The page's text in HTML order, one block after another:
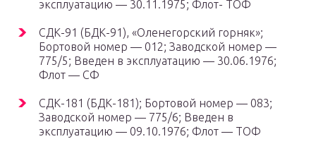
эксплуатацию — 30.11.1975; Флот- ТОФ
СДК-91 (БДК-91), «Оленегорский горняк»;
Бортовой номер — 012; Заводской номер —
775/5; Введен в эксплуатацию — 30.06.1976;
Флот — СФ
СДК-181 (БДК-181); Бортовой номер — 083;
Заводской номер — 775/6; Введен в
эксплуатацию — 09.10.1976; Флот — ТОФ